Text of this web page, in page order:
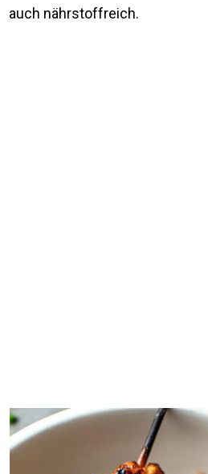
auch nährstoffreich.